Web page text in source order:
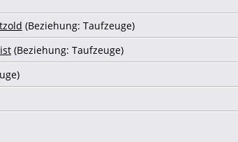
(Beziehung: Taufzeuge)
(Beziehung: Taufzeuge)